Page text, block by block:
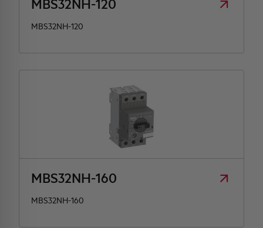
MBS32NH-120
MBS32NH-120
MBS32NH-160
MBS32NH-160